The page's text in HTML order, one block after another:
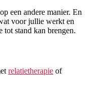
een andere manier. En
voor jullie werkt en
tot stand kan brengen.
relatietherapie of